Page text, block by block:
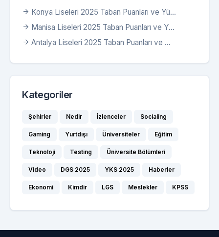
Konya Liseleri 2025 Taban Puanları ve Yü...
Manisa Liseleri 2025 Taban Puanları ve Y...
Antalya Liseleri 2025 Taban Puanları ve ...
Kategoriler
Şehirler Nedir İzlenceler Socialing
Gaming Yurtdışı Üniversiteler Eğitim
Teknoloji Testing Üniversite Bölümleri
Video DGS 2025 YKS 2025 Haberler
Ekonomi Kimdir LGS Meslekler KPSS